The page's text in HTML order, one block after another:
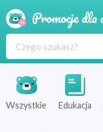
Wszystkie Edukacja